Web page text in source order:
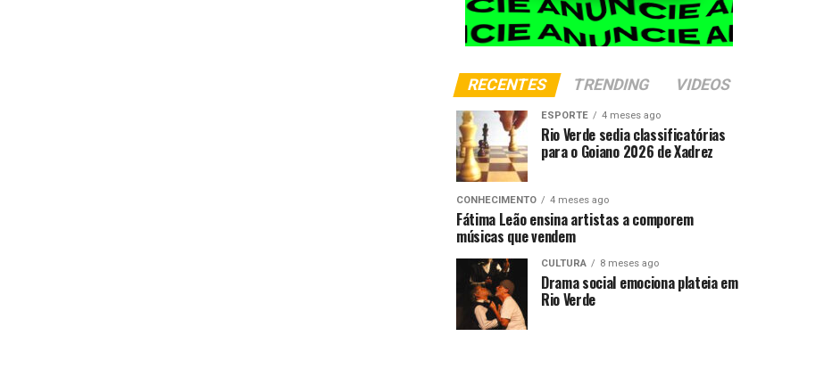
RECENTES TRENDING VIDEOS
ESPORTE 4 meses ago
Rio Verde sedia classificatórias
para o Goiano 2026 de Xadrez
CONHECIMENTO 4 meses ago
Fátima Leão ensina artistas a comporem
músicas que vendem
CULTURA 8 meses ago
Drama social emociona plateia em
Rio Verde